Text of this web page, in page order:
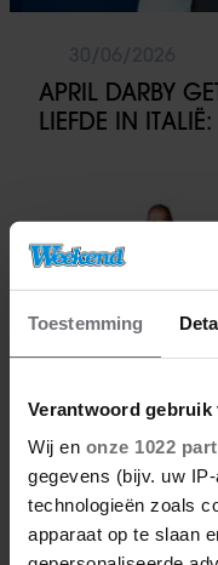
Toestemming
Verantwoord gebruik
Wij en onze 1022
gegevens (bijv. uw
technologieën zoals
apparaat op te slaan
APRIL DARBY
LIEFDE IN